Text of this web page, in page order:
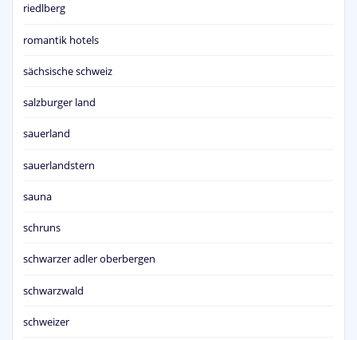
riedlberg
romantik hotels
sächsische schweiz
salzburger land
sauerland
sauerlandstern
sauna
schruns
schwarzer adler oberbergen
schwarzwald
schweizer